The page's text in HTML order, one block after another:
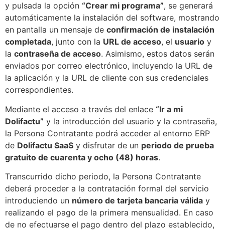
y pulsada la opción “Crear mi programa”, se generará
automáticamente la instalación del software, mostrando
en pantalla un mensaje de confirmación de instalación
completada, junto con la URL de acceso, el usuario y
la contraseña de acceso. Asimismo, estos datos serán
enviados por correo electrónico, incluyendo la URL de
la aplicación y la URL de cliente con sus credenciales
correspondientes.
Mediante el acceso a través del enlace “Ir a mi
Dolifactu” y la introducción del usuario y la contraseña,
la Persona Contratante podrá acceder al entorno ERP
de Dolifactu SaaS y disfrutar de un periodo de prueba
gratuito de cuarenta y ocho (48) horas.
Transcurrido dicho periodo, la Persona Contratante
deberá proceder a la contratación formal del servicio
introduciendo un número de tarjeta bancaria válida y
realizando el pago de la primera mensualidad. En caso
de no efectuarse el pago dentro del plazo establecido,